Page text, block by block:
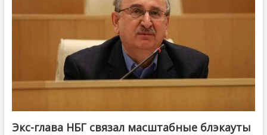
Экс-глава НБГ связал масштабные блэкауты